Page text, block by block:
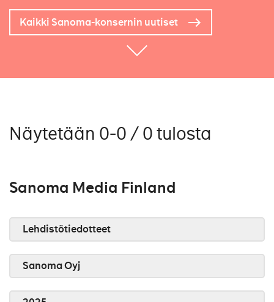
Kaikki Sanoma-konsernin uutiset
Näytetään 0-0 / 0 tulosta
Sanoma Media Finland
Lehdistötiedotteet
Sanoma Oyj